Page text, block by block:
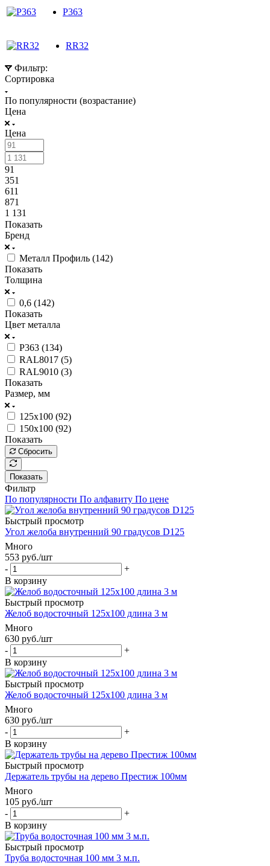
P363
RR32
Фильтр:
Сортировка
По популярности (возрастание)
Цена
Цена
91
351
611
871
1 131
Показать
Бренд
Металл Профиль (142)
Показать
Толщина
0,6 (142)
Показать
Цвет металла
P363 (134)
RAL8017 (5)
RAL9010 (3)
Показать
Размер, мм
125x100 (92)
150x100 (92)
Показать
Сбросить
Показать
Фильтр
По популярности По алфавиту По цене
Быстрый просмотр
Угол желоба внутренний 90 градусов D125
Много
553 руб./шт
-
+
В корзину
Быстрый просмотр
Желоб водосточный 125х100 длина 3 м
Много
630 руб./шт
-
+
В корзину
Быстрый просмотр
Желоб водосточный 125х100 длина 3 м
Много
630 руб./шт
-
+
В корзину
Быстрый просмотр
Держатель трубы на дерево Престиж 100мм
Много
105 руб./шт
-
+
В корзину
Быстрый просмотр
Труба водосточная 100 мм 3 м.п.